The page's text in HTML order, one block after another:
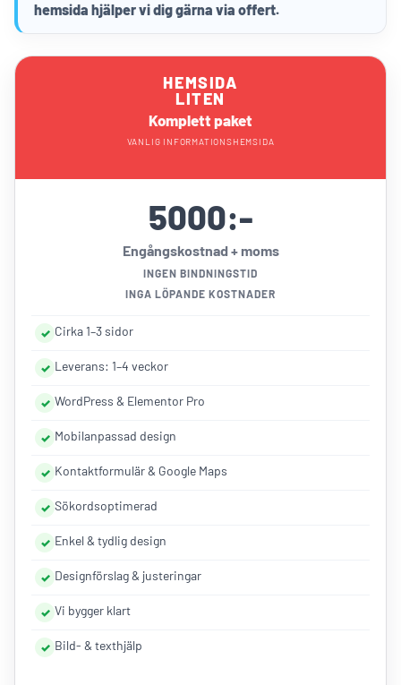
hemsida hjälper vi dig gärna via offert.
HEMSIDA
LITEN
Komplett paket
VANLIG INFORMATIONSHEMSIDA
5000:-
Engångskostnad + moms
INGEN BINDNINGSTID
INGA LÖPANDE KOSTNADER
Cirka 1–3 sidor
Leverans: 1–4 veckor
WordPress & Elementor Pro
Mobilanpassad design
Kontaktformulär & Google Maps
Sökordsoptimerad
Enkel & tydlig design
Designförslag & justeringar
Vi bygger klart
Bild- & texthjälp